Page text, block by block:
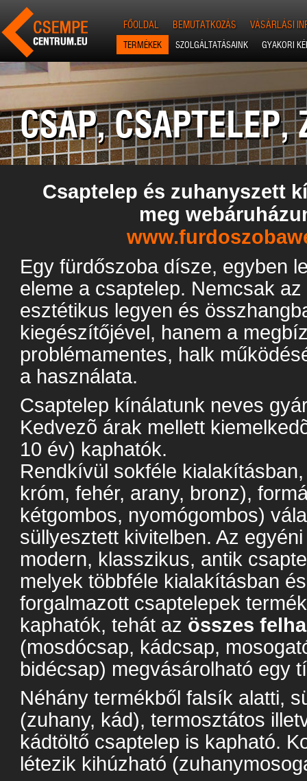
FŐOLDAL BEMUTATKOZÁS VÁSÁRLÁSI
TERMÉKEK SZOLGÁLTATÁSAINK GYAKORI
CSAP, CSAPTELEP,
Csaptelep és zuhanyszett
meg
Egy fürdőszoba dísze, egyben
eleme a csaptelep. Nemcsak
esztétikus legyen és
kiegészítőjével, hanem a
problémamentes, halk
a használata.
Csaptelep kínálatunk neves
Kedvezõ árak mellett
10 év) kaphatók.
Rendkívül sokféle
króm, fehér, arany, bronz),
kétgombos, nyomógombos)
süllyesztett kivitelben. Az
modern, klasszikus, antik
melyek többféle kialakításban
forgalmazott csaptelepek
kaphatók, tehát az összes
(mosdócsap, kádcsap,
bidécsap) megvásárolható egy
Néhány termékből falsík alatti,
(zuhany, kád), termosztátos
kádtöltő csaptelep is kapható.
létezik kihúzható